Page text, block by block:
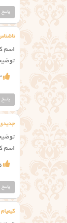
پاسخ
اسم
پاسخ
اسم
پاسخ
کیمیام